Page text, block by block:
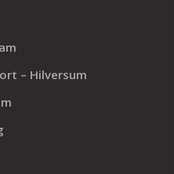
– Hilversum